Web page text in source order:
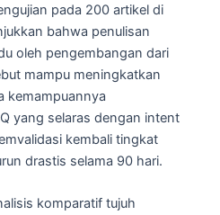
pada 200 artikel di
bahwa penulisan
oleh pengembangan dari
mampu meningkatkan
kemampuannya
yang selaras dengan intent
kembali tingkat
drastis selama 90 hari.
komparatif tujuh